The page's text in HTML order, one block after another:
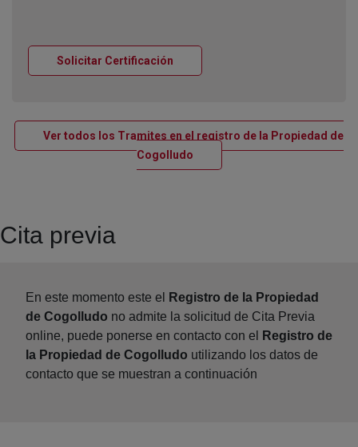
Solicitar Certificación
Ver todos los Tramites en el registro de la Propiedad de
CogolludoVentana nueva
Cita previa
En este momento este el
Registro de la Propiedad
de Cogolludo no admite la solicitud de Cita Previa
online, puede ponerse en contacto con el
Registro de
la Propiedad de Cogolludo utilizando los datos de
contacto que se muestran a continuación